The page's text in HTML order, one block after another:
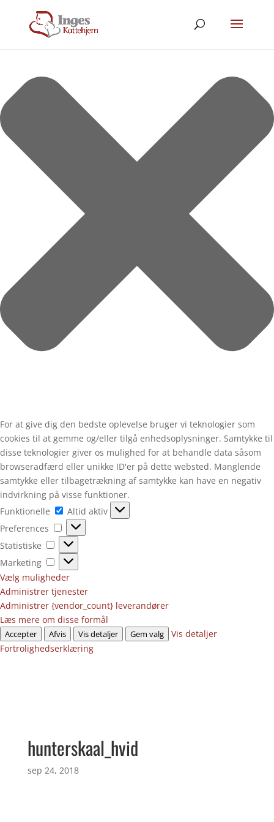
For at give dig den bedste oplevelse bruger vi teknologier som
cookies til at gemme og/eller tilgå enhedsoplysninger. Samtykke til
disse teknologier giver os mulighed for at behandle data såsom
browseradfærd eller unikke ID'er på dette websted. Manglende
samtykke eller tilbagetrækning af samtykke kan have en negativ
indvirkning på visse funktioner.
Funktionelle
Funktionelle
Altid aktiv
Preferences
Preferences
Statistiske
Statistiske
Marketing
Marketing
Vælg muligheder
Administrer tjenester
Administrer {vendor_count} leverandører
Læs mere om disse formål
Accepter Afvis Vis detaljer Gem valg
Vis detaljer
Fortrolighedserklæring
hunterskaal_hvid
sep 24, 2018